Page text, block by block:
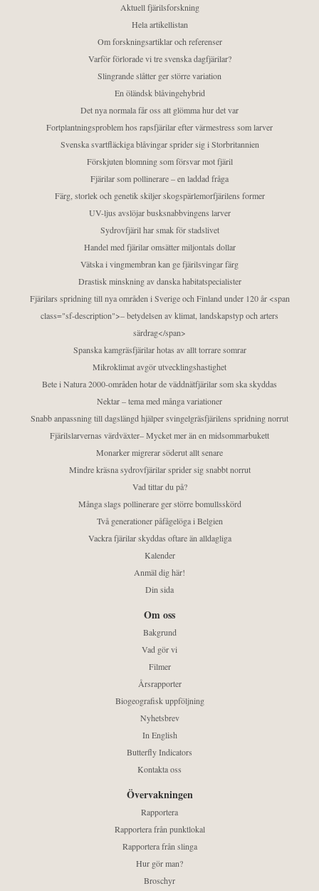
Aktuell fjärilsforskning
Hela artikellistan
Om forskningsartiklar och referenser
Varför förlorade vi tre svenska dagfjärilar?
Slingrande slåtter ger större variation
En öländsk blåvingehybrid
Det nya normala får oss att glömma hur det var
Fortplantningsproblem hos rapsfjärilar efter värmestress som larver
Svenska svartfläckiga blåvingar sprider sig i Storbritannien
Förskjuten blomning som försvar mot fjäril
Fjärilar som pollinerare – en laddad fråga
Färg, storlek och genetik skiljer skogspärlemorfjärilens former
UV-ljus avslöjar busksnabbvingens larver
Sydrovfjäril har smak för stadslivet
Handel med fjärilar omsätter miljontals dollar
Vätska i vingmembran kan ge fjärilsvingar färg
Drastisk minskning av danska habitatspecialister
Fjärilars spridning till nya områden i Sverige och Finland under 120 år <span
class="sf-description">– betydelsen av klimat, landskapstyp och arters
särdrag</span>
Spanska kamgräsfjärilar hotas av allt torrare somrar
Mikroklimat avgör utvecklingshastighet
Bete i Natura 2000-områden hotar de väddnätfjärilar som ska skyddas
Nektar – tema med många variationer
Snabb anpassning till dagslängd hjälper svingelgräsfjärilens spridning norrut
Fjärilslarvernas värdväxter– Mycket mer än en midsommarbukett
Monarker migrerar söderut allt senare
Mindre kräsna sydrovfjärilar sprider sig snabbt norrut
Vad tittar du på?
Många slags pollinerare ger större bomullsskörd
Två generationer påfågelöga i Belgien
Vackra fjärilar skyddas oftare än alldagliga
Kalender
Anmäl dig här!
Din sida
Om oss
Bakgrund
Vad gör vi
Filmer
Årsrapporter
Biogeografisk uppföljning
Nyhetsbrev
In English
Butterfly Indicators
Kontakta oss
Övervakningen
Rapportera
Rapportera från punktlokal
Rapportera från slinga
Hur gör man?
Broschyr